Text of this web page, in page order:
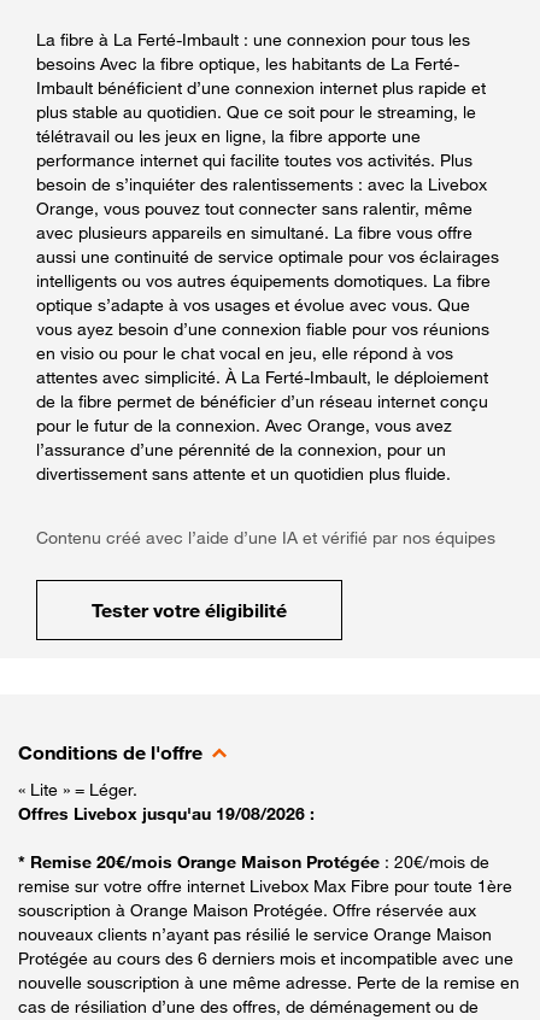
La fibre à La Ferté-Imbault : une connexion pour tous les
besoins Avec la fibre optique, les habitants de La Ferté-
Imbault bénéficient d’une connexion internet plus rapide et
plus stable au quotidien. Que ce soit pour le streaming, le
télétravail ou les jeux en ligne, la fibre apporte une
performance internet qui facilite toutes vos activités. Plus
besoin de s’inquiéter des ralentissements : avec la Livebox
Orange, vous pouvez tout connecter sans ralentir, même
avec plusieurs appareils en simultané. La fibre vous offre
aussi une continuité de service optimale pour vos éclairages
intelligents ou vos autres équipements domotiques. La fibre
optique s’adapte à vos usages et évolue avec vous. Que
vous ayez besoin d’une connexion fiable pour vos réunions
en visio ou pour le chat vocal en jeu, elle répond à vos
attentes avec simplicité. À La Ferté-Imbault, le déploiement
de la fibre permet de bénéficier d’un réseau internet conçu
pour le futur de la connexion. Avec Orange, vous avez
l’assurance d’une pérennité de la connexion, pour un
divertissement sans attente et un quotidien plus fluide.
Contenu créé avec l’aide d’une IA et vérifié par nos équipes
Tester votre éligibilité
Conditions de l'offre
« Lite » = Léger.
Offres Livebox jusqu'au 19/08/2026 :
* Remise 20€/mois Orange Maison Protégée : 20€/mois de
remise sur votre offre internet Livebox Max Fibre pour toute 1ère
souscription à Orange Maison Protégée. Offre réservée aux
nouveaux clients n’ayant pas résilié le service Orange Maison
Protégée au cours des 6 derniers mois et incompatible avec une
nouvelle souscription à une même adresse. Perte de la remise en
cas de résiliation d’une des offres, de déménagement ou de